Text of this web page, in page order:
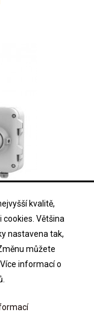
kvalitě,
Většina
nastavena tak,
můžete
informací o
PoE, AUDIO,...